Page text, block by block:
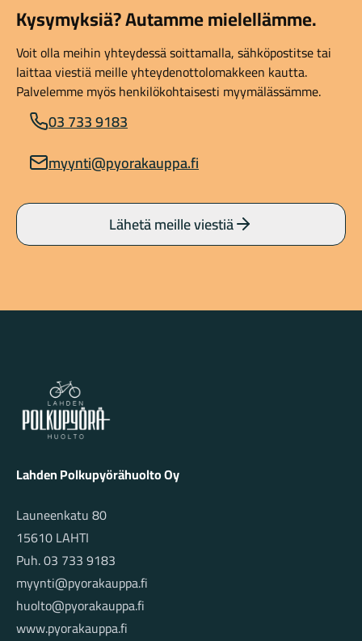
Kysymyksiä? Autamme mielellämme.
Voit olla meihin yhteydessä soittamalla, sähköpostitse tai
laittaa viestiä meille yhteydenottolomakkeen kautta.
Palvelemme myös henkilökohtaisesti myymälässämme.
03 733 9183
myynti@pyorakauppa.fi
Lähetä meille viestiä
Lahden Polkupyörähuolto - etusivulle
Lahden Polkupyörähuolto Oy
Launeenkatu 80
15610 LAHTI
Puh. 03 733 9183
myynti@pyorakauppa.fi
huolto@pyorakauppa.fi
www.pyorakauppa.fi